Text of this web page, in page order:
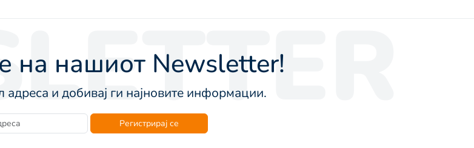
на нашиот Newsletter!
адреса и добивај ги најновите информации.
Регистрирај се